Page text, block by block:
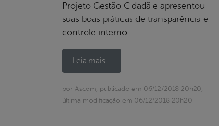
Projeto Gestão Cidadã e apresentou
suas boas práticas de transparência e
controle interno
Leia mais...
por Ascom, publicado em 06/12/2018 20h20,
última modificação em 06/12/2018 20h20